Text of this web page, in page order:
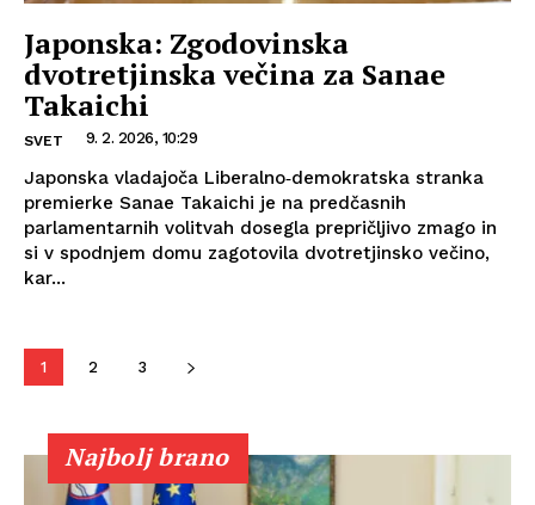
Japonska: Zgodovinska
dvotretjinska večina za Sanae
Takaichi
SVET 9. 2. 2026, 10:29
Japonska vladajoča Liberalno‑demokratska stranka
premierke Sanae Takaichi je na predčasnih
parlamentarnih volitvah dosegla prepričljivo zmago in
si v spodnjem domu zagotovila dvotretjinsko večino,
kar...
1 2 3
Najbolj brano